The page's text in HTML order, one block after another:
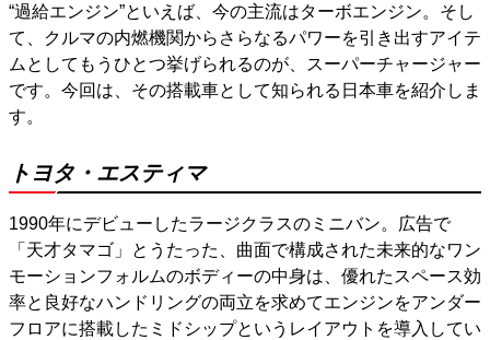
“過給エンジン”といえば、今の主流はターボエンジン。そし
て、クルマの内燃機関からさらなるパワーを引き出すアイテ
ムとしてもうひとつ挙げられるのが、スーパーチャージャー
です。今回は、その搭載車として知られる日本車を紹介しま
す。
トヨタ・エスティマ
1990年にデビューしたラージクラスのミニバン。広告で
「天才タマゴ」とうたった、曲面で構成された未来的なワン
モーションフォルムのボディーの中身は、優れたスペース効
率と良好なハンドリングの両立を求めてエンジンをアンダー
フロアに搭載したミドシップというレイアウトを導入してい